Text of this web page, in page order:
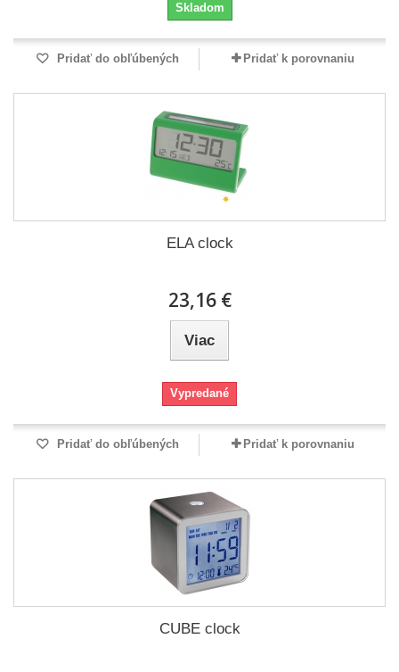
Skladom
Pridať do obľúbených Pridať k porovnaniu
ELA clock
23,16 €
Viac
Vypredané
Pridať do obľúbených Pridať k porovnaniu
CUBE clock